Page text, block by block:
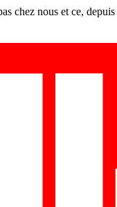
chez nous et ce,